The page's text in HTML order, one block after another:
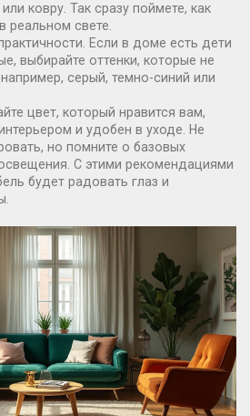
ковру. Так сразу поймете, как
реальном свете.
Если в доме есть дети
выбирайте оттенки, которые не
серый, темно-синий или
цвет, который нравится вам,
и удобен в уходе. Не
но помните о базовых
С этими рекомендациями
будет радовать глаз и